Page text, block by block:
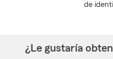
de
¿Le gustaría